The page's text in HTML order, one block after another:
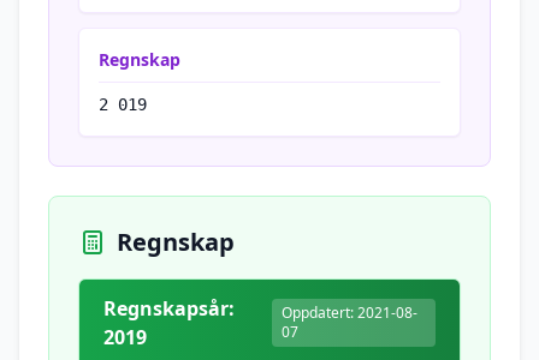
Regnskap
2 019
Regnskap
Regnskapsår:
2019
Oppdatert: 2021-08-
07